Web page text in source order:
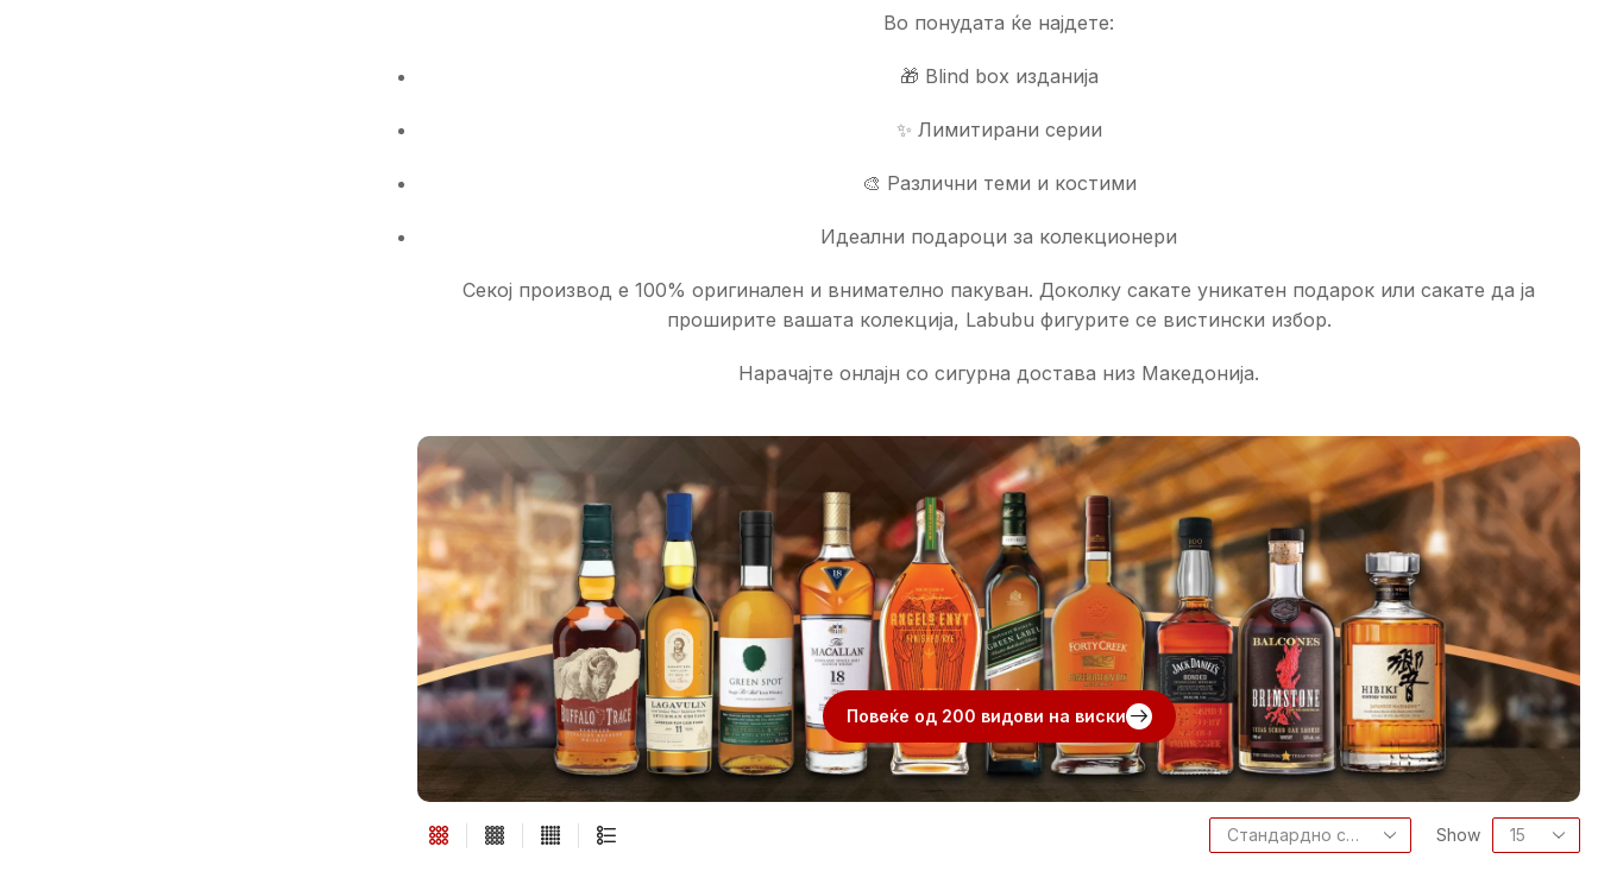
Во понудата ќе најдете:
🎁 Blind box изданија
✨ Лимитирани серии
🎨 Различни теми и костими
Идеални подароци за колекционери
Секој производ е 100% оригинален и внимателно пакуван. Доколку сакате уникатен подарок или сакате да ја
проширите вашата колекција, Labubu фигурите се вистински избор.
Нарачајте онлајн со сигурна достава низ Македонија.
.
Повеќе од 200 видови на виски
Show